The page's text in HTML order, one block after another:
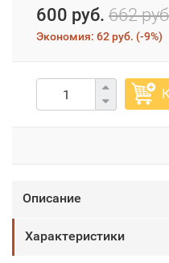
600 руб. 662
Экономия: 62 руб. (-9%)
Описание
Характеристики